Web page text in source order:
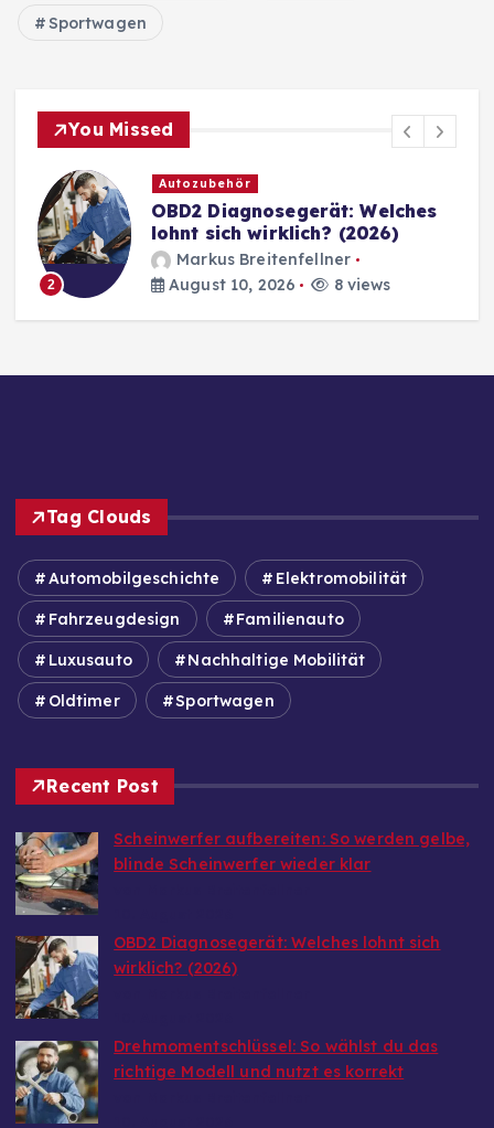
Sportwagen
You Missed
2
Autozubehör
OBD2 Diagnosegerät: Welches
lohnt sich wirklich? (2026)
Markus Breitenfellner
August 10, 2026
8 views
Tag Clouds
Automobilgeschichte Elektromobilität
Fahrzeugdesign Familienauto
Luxusauto Nachhaltige Mobilität
Oldtimer Sportwagen
Recent Post
Scheinwerfer aufbereiten: So werden gelbe,
blinde Scheinwerfer wieder klar
OBD2 Diagnosegerät: Welches lohnt sich
wirklich? (2026)
Drehmomentschlüssel: So wählst du das
richtige Modell und nutzt es korrekt